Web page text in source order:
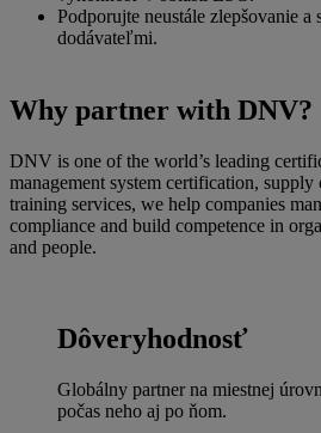
Podporujte neustále zlepšovanie a
dodávateľmi.
Why partner with DNV?
DNV is one of the world’s leading
management system certification, supply
training services, we help companies
compliance and build competence in
and people.
Dôveryhodnosť
Globálny partner na miestnej
počas neho aj po ňom.